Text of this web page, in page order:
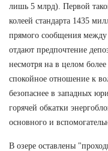
лишь 5 млрд). Первой
колеей стандарта 1435
прямого сообщения
отдают предпочтение
несмотря на в целом
спокойное отношение к
безопаснее в западных
горячей обкатки
основного и
В озере оставлены